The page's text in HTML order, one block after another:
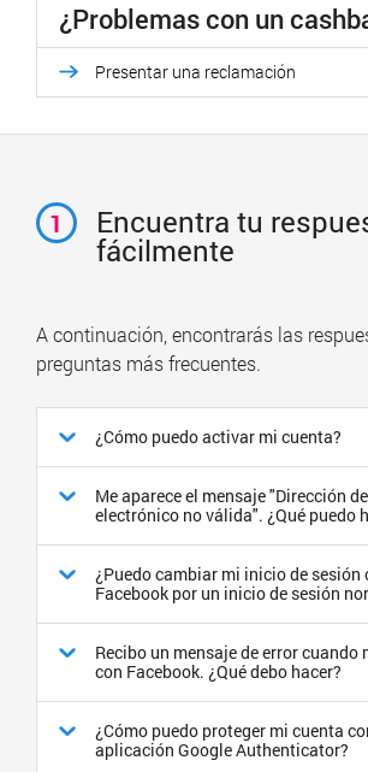
¿Problemas con un
Presentar una reclamación
1 Encuentra tu
fácilmente
A continuación, encontrarás las
preguntas más frecuentes.
¿Cómo puedo activar mi cuenta?
Me aparece el mensaje "Dirección
electrónico no válida". ¿Qué puedo
¿Puedo cambiar mi inicio de sesión
Facebook por un inicio de sesión
Recibo un mensaje de error cuando
con Facebook. ¿Qué debo hacer?
¿Cómo puedo proteger mi cuenta
aplicación Google Authenticator?